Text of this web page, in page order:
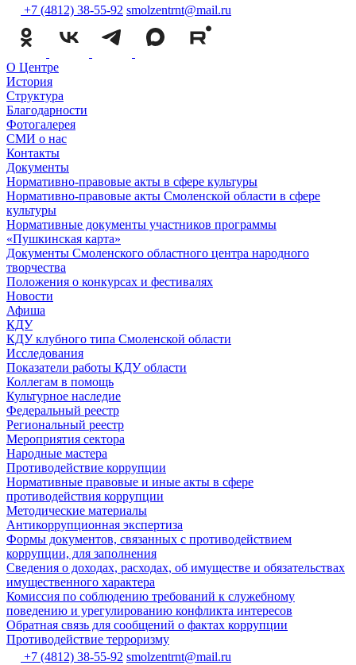
+7 (4812) 38-55-92 smolzentrnt@mail.ru
О Центре
История
Структура
Благодарности
Фотогалерея
СМИ о нас
Контакты
Документы
Нормативно-правовые акты в сфере культуры
Нормативно-правовые акты Смоленской области в сфере
культуры
Нормативные документы участников программы
«Пушкинская карта»
Документы Смоленского областного центра народного
творчества
Положения о конкурсах и фестивалях
Новости
Афиша
КДУ
КДУ клубного типа Смоленской области
Исследования
Показатели работы КДУ области
Коллегам в помощь
Культурное наследие
Федеральный реестр
Региональный реестр
Мероприятия сектора
Народные мастера
Противодействие коррупции
Нормативные правовые и иные акты в сфере
противодействия коррупции
Методические материалы
Антикоррупционная экспертиза
Формы документов, связанных с противодействием
коррупции, для заполнения
Сведения о доходах, расходах, об имуществе и обязательствах
имущественного характера
Комиссия по соблюдению требований к служебному
поведению и урегулированию конфликта интересов
Обратная связь для сообщений о фактах коррупции
Противодействие терроризму
+7 (4812) 38-55-92 smolzentrnt@mail.ru